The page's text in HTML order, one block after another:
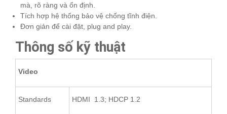
mà, rõ ràng và ổn định.
Tích hợp hệ thống bảo vệ chống tĩnh điện.
Đơn giản để cài đặt, plug and play.
Thông số kỹ thuật
Video
Standards HDMI 1.3; HDCP 1.2